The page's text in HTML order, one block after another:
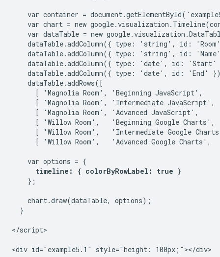
var container =
var chart = new
var dataTable = new
dataTable.addColumn({ type: 'string', id:
dataTable.addColumn({ type: 'string', id:
dataTable.addColumn({ type: 'date', id: 'Start'
dataTable.addColumn({ type: 'date', id: 'End'
    dataTable.addRows([
[ 'Magnolia Room', 'Beginning JavaScript',
[ 'Magnolia Room', 'Intermediate
[ 'Magnolia Room', 'Advanced JavaScript',
[ 'Willow Room',   'Beginning Google
[ 'Willow Room',   'Intermediate Google
[ 'Willow Room',   'Advanced Google Charts',
    var options = {
timeline: { colorByRowLabel: true }
    };
    chart.draw(dataTable, options);
  }
</script>